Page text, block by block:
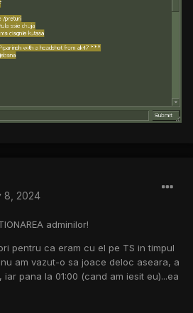
8, 2024
adminilor!
pentru ca eram cu el pe TS in timpul
am vazut-o sa joace deloc aseara, a
pana la 01:00 (cand am iesit eu)...ea